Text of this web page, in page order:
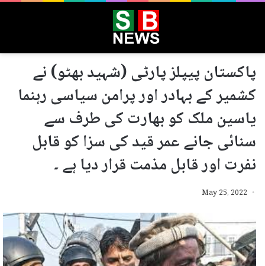
پاکستان پیپلز پارٹی (شہید بھٹو) نے
کشمیر کے بہادر اور پرامن سیاسی رہنما
یاسین ملک کو بھارت کی طرف سے
سنائی جانے عمر قید کی سزا کو قابل
نفرت اور قابل مذمت قرار دیا ہے ۔
May 25, 2022